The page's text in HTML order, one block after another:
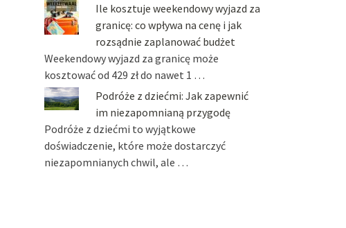
Ile kosztuje weekendowy wyjazd za
granicę: co wpływa na cenę i jak
rozsądnie zaplanować budżet
Weekendowy wyjazd za granicę może
kosztować od 429 zł do nawet 1 …
Podróże z dziećmi: Jak zapewnić
im niezapomnianą przygodę
Podróże z dziećmi to wyjątkowe
doświadczenie, które może dostarczyć
niezapomnianych chwil, ale …